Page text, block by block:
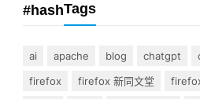
#hashTags
ai apache blog chatgpt
firefox
firefox 新同文堂